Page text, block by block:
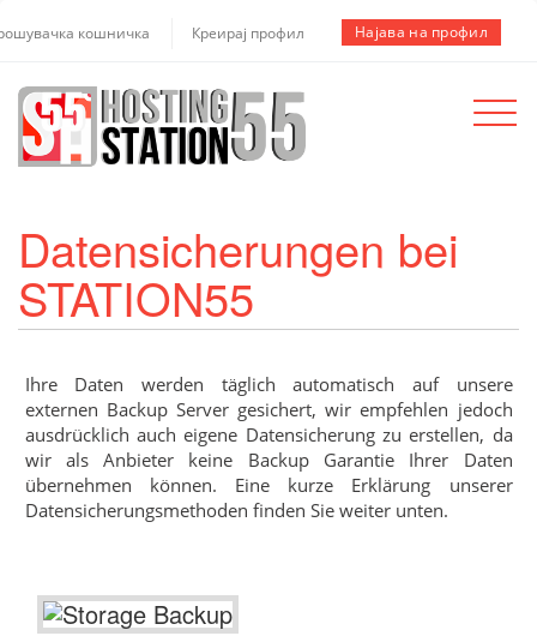
кошничка Креирај профил Најава на профил
Toggle
Datensicherungen bei
STATION55
Ihre Daten werden täglich automatisch auf unsere
externen Backup Server gesichert, wir empfehlen jedoch
ausdrücklich auch eigene Datensicherung zu erstellen, da
wir als Anbieter keine Backup Garantie Ihrer Daten
übernehmen können. Eine kurze Erklärung unserer
Datensicherungsmethoden finden Sie weiter unten.